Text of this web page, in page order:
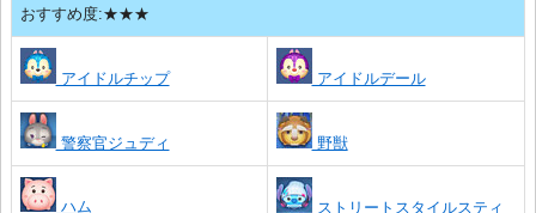
おすすめ度:★★★
アイドルチップ アイドルデール
警察官ジュディ 野獣
ハム
ストリートスタイルスティ